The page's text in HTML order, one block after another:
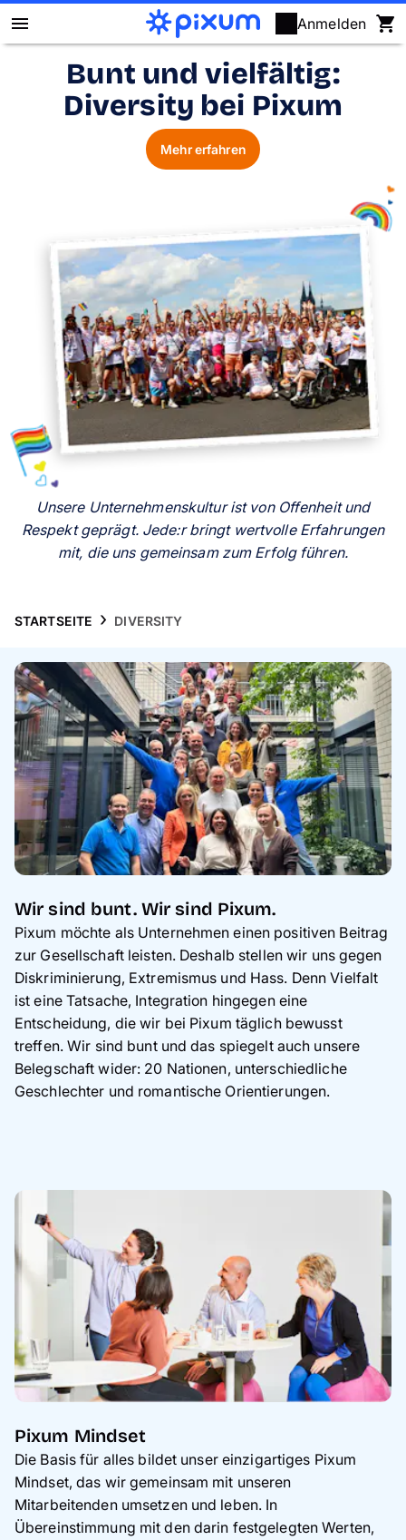
Anmelden
Pixum Fotobuch
Fotogeschenke
Fotopuzzle
Grußkarten
Handyhüllen
Anlässe
Service
Reisekollektion
Bunt und vielfältig:
Diversity bei Pixum
Unsere Unternehmenskultur ist von Offenheit und
Respekt geprägt. Jede:r bringt wertvolle Erfahrungen
mit, die uns gemeinsam zum Erfolg führen.
Mehr erfahren
STARTSEITE DIVERSITY
Wir sind bunt. Wir sind Pixum.
Pixum möchte als Unternehmen einen positiven Beitrag
zur Gesellschaft leisten. Deshalb stellen wir uns gegen
Diskriminierung, Extremismus und Hass. Denn Vielfalt
ist eine Tatsache, Integration hingegen eine
Entscheidung, die wir bei Pixum täglich bewusst
treffen. Wir sind bunt und das spiegelt auch unsere
Belegschaft wider: 20 Nationen, unterschiedliche
Geschlechter und romantische Orientierungen.
Pixum Mindset
Die Basis für alles bildet unser einzigartiges Pixum
Mindset, das wir gemeinsam mit unseren
Mitarbeitenden umsetzen und leben. In
Übereinstimmung mit den darin festgelegten Werten,